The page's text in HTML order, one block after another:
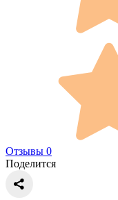
Отзывы 0
Поделится